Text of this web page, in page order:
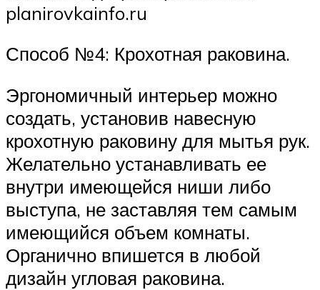
planirovkainfo.ru
Способ №4: Крохотная раковина.
Эргономичный интерьер можно
создать, установив навесную
крохотную раковину для мытья рук.
Желательно устанавливать ее
внутри имеющейся ниши либо
выступа, не заставляя тем самым
имеющийся объем комнаты.
Органично впишется в любой
дизайн угловая раковина.